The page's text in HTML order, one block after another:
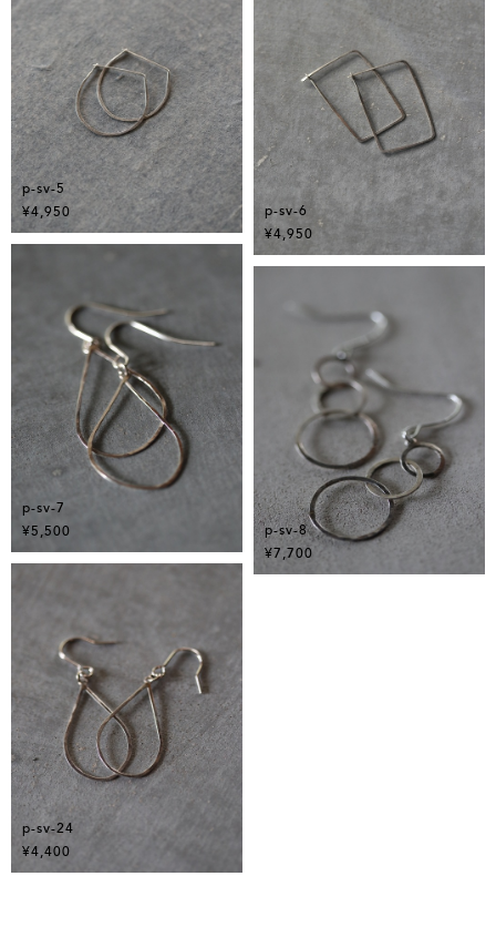
p-sv-5
¥4,950
p-sv-6
¥4,950
p-sv-7
¥5,500
p-sv-8
¥7,700
p-sv-24
¥4,400